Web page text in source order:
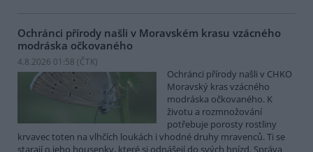
Ochránci přírody našli v Moravském krasu vzácného
modráska očkovaného
4.8.2026 01:58 (ČTK)
Ochránci přírody našli v CHKO
Moravský kras vzácného
modráska očkovaného. K
životu a rozmnožování
potřebuje porosty rostliny
krvavec toten na vlhčích loukách i vhodné druhy mravenců. Ti se
starají o jeho housenky, které si odnášejí do svých hnízd. Správa